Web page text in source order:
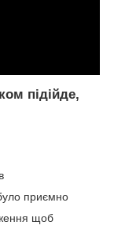
підійде,
приємно
щоб